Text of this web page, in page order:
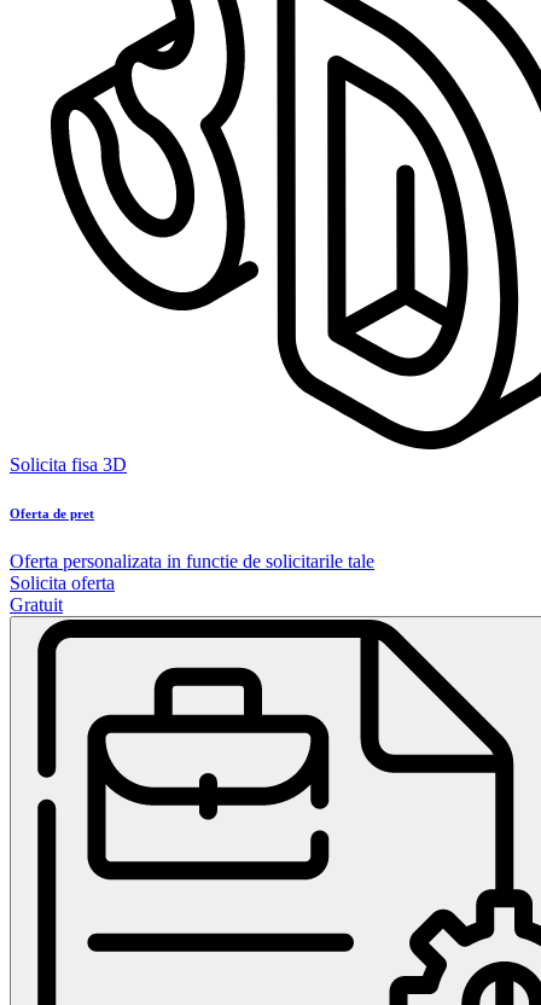
Solicita fisa 3D
Oferta de pret
Oferta personalizata in functie de solicitarile tale
Solicita oferta
Gratuit